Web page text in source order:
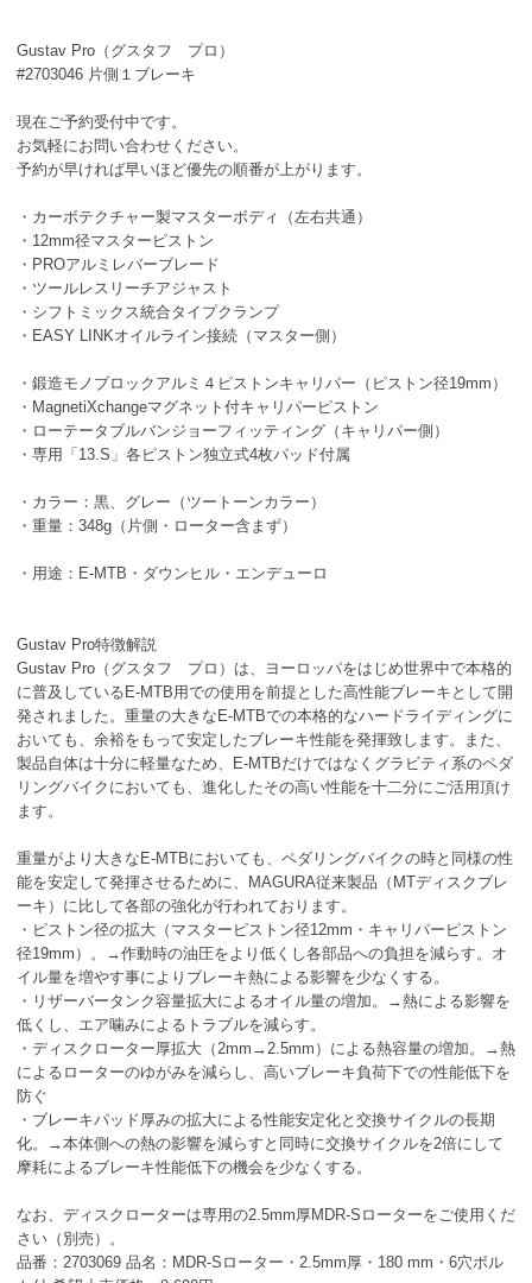
Gustav Pro（グスタフ プロ）
#2703046 片側１ブレーキ
現在ご予約受付中です。
お気軽にお問い合わせください。
予約が早ければ早いほど優先の順番が上がります。
・カーボテクチャー製マスターボディ（左右共通）
・12mm径マスターピストン
・PROアルミレバーブレード
・ツールレスリーチアジャスト
・シフトミックス統合タイプクランプ
・EASY LINKオイルライン接続（マスター側）
・鍛造モノブロックアルミ４ピストンキャリパー（ピストン径19mm）
・MagnetiXchangeマグネット付キャリパーピストン
・ローテータブルバンジョーフィッティング（キャリパー側）
・専用「13.S」各ピストン独立式4枚パッド付属
・カラー：黒、グレー（ツートーンカラー）
・重量：348g（片側・ローター含まず）
・用途：E-MTB・ダウンヒル・エンデューロ
Gustav Pro特徴解説
Gustav Pro（グスタフ プロ）は、ヨーロッパをはじめ世界中で本格的
に普及しているE-MTB用での使用を前提とした高性能ブレーキとして開
発されました。重量の大きなE-MTBでの本格的なハードライディングに
おいても、余裕をもって安定したブレーキ性能を発揮致します。また、
製品自体は十分に軽量なため、E-MTBだけではなくグラビティ系のペダ
リングバイクにおいても、進化したその高い性能を十二分にご活用頂け
ます。
重量がより大きなE-MTBにおいても、ペダリングバイクの時と同様の性
能を安定して発揮させるために、MAGURA従来製品（MTディスクブレ
ーキ）に比して各部の強化が行われております。
・ピストン径の拡大（マスターピストン径12mm・キャリパーピストン
径19mm）。→作動時の油圧をより低くし各部品への負担を減らす。オ
イル量を増やす事によりブレーキ熱による影響を少なくする。
・リザーバータンク容量拡大によるオイル量の増加。→熱による影響を
低くし、エア噛みによるトラブルを減らす。
・ディスクローター厚拡大（2mm→2.5mm）による熱容量の増加。→熱
によるローターのゆがみを減らし、高いブレーキ負荷下での性能低下を
防ぐ
・ブレーキパッド厚みの拡大による性能安定化と交換サイクルの長期
化。→本体側への熱の影響を減らすと同時に交換サイクルを2倍にして
摩耗によるブレーキ性能低下の機会を少なくする。
なお、ディスクローターは専用の2.5mm厚MDR-Sローターをご使用くだ
さい（別売）。
品番：2703069 品名：MDR-Sローター・2.5mm厚・180 mm・6穴ボル